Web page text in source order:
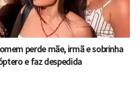
perde mãe, irmã e sobrinha
e faz despedida